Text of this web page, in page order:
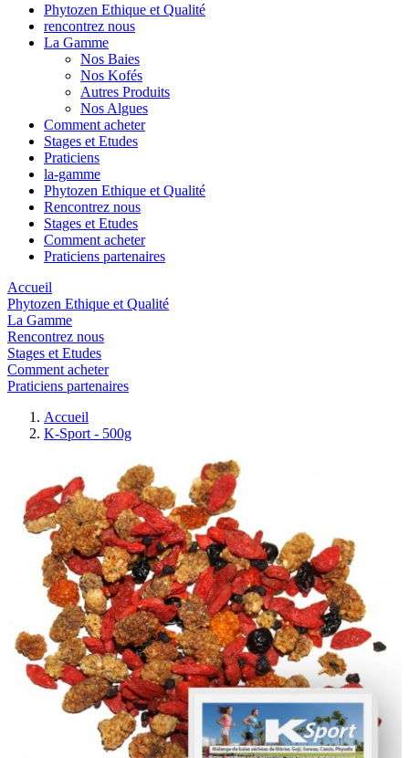
Phytozen Ethique et Qualité
rencontrez nous
La Gamme
Nos Baies
Nos Kofés
Autres Produits
Nos Algues
Comment acheter
Stages et Etudes
Praticiens
la-gamme
Phytozen Ethique et Qualité
Rencontrez nous
Stages et Etudes
Comment acheter
Praticiens partenaires
Accueil
Phytozen Ethique et Qualité
La Gamme
Rencontrez nous
Stages et Etudes
Comment acheter
Praticiens partenaires
Accueil
K-Sport - 500g